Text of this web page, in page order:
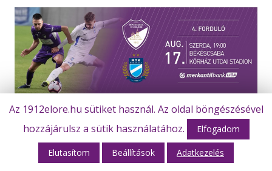
Az aktuális bajnokság negyedik fordulójában a harmadik
másodosztályú újonc következik a sorban, hiszen a
Kazincbarcika és a Gyirmót után, az MTK Budapest is az
NB2-ben kezdhette meg az idényt. Az előző két szezont az
első osztályban töltötték, tehát gyirmóti ellenfelünkhöz
hasonlóan az élcsapatokhoz tartoznak a jelenlegi
Az 1912elore.hu sütiket használ. Az oldal böngészésével
hozzájárulsz a sütik használatához.
Elfogadom
Elutasítom Beállítások Adatkezelés